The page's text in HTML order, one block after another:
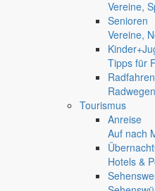
Vereine,
Senioren
Vereine,
Tipps für
Radfahren
Tourismus
Anreise
Auf nach
Hotels &
Pfarrgemeinde & Ansprechpartner
Ansprechpartner & Neuigkeiten
Kita, Hort & Kinderhäuser mood
Bildung ohne weite Wegeschool
Standorte & Ausleihzeiten